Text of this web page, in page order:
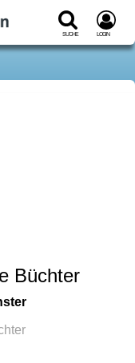
Suche Login
Büchter